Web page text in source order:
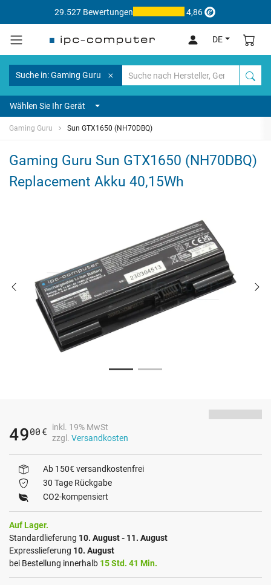
29.527 Bewertungen 4,86
DE
Suche in: Gaming Guru
Wählen Sie Ihr Gerät
Gaming Guru Sun GTX1650 (NH70DBQ)
Gaming Guru Sun GTX1650 (NH70DBQ)
Replacement Akku 40,15Wh
4900 €
inkl. 19% MwSt
zzgl. Versandkosten
Ab 150€ versandkostenfrei
30 Tage Rückgabe
CO2-kompensiert
Auf Lager.
Standardlieferung 10. August - 11. August
Expresslieferung 10. August
bei Bestellung innerhalb 15 Std. 41 Min.